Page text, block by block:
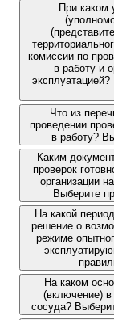
При каком
комиссии по
в работу и
Что из
проведении
в работу?
Каким
проверок
организации
Выберите
На какой
решение о
режиме
На каком
(включение) в
сосуда?